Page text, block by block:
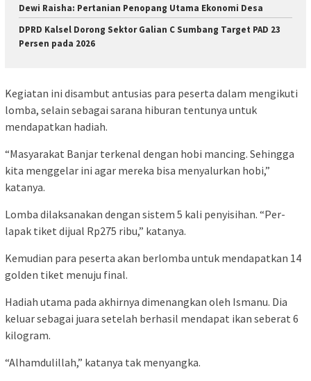
Dewi Raisha: Pertanian Penopang Utama Ekonomi Desa
DPRD Kalsel Dorong Sektor Galian C Sumbang Target PAD 23
Persen pada 2026
Kegiatan ini disambut antusias para peserta dalam mengikuti
lomba, selain sebagai sarana hiburan tentunya untuk
mendapatkan hadiah.
“Masyarakat Banjar terkenal dengan hobi mancing. Sehingga
kita menggelar ini agar mereka bisa menyalurkan hobi,”
katanya.
Lomba dilaksanakan dengan sistem 5 kali penyisihan. “Per-
lapak tiket dijual Rp275 ribu,” katanya.
Kemudian para peserta akan berlomba untuk mendapatkan 14
golden tiket menuju final.
Hadiah utama pada akhirnya dimenangkan oleh Ismanu. Dia
keluar sebagai juara setelah berhasil mendapat ikan seberat 6
kilogram.
“Alhamdulillah,” katanya tak menyangka.